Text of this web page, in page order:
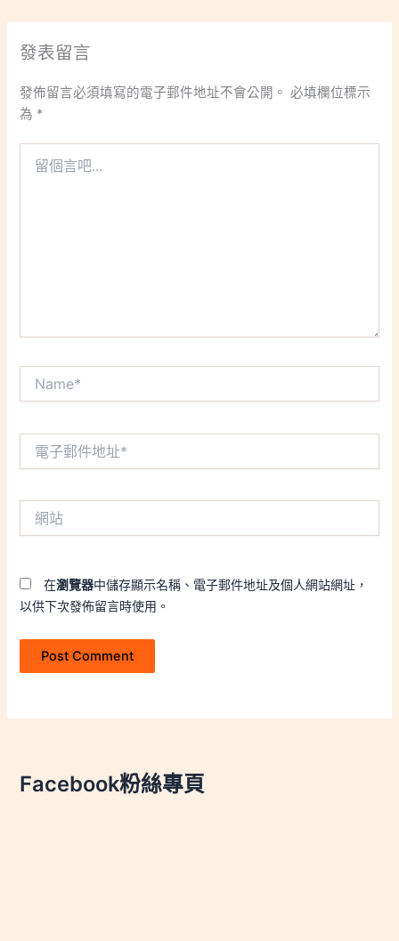
發表留言
發佈留言必須填寫的電子郵件地址不會公開。 必填欄位標示
為 *
在瀏覽器中儲存顯示名稱、電子郵件地址及個人網站網址，
以供下次發佈留言時使用。
Facebook粉絲專頁